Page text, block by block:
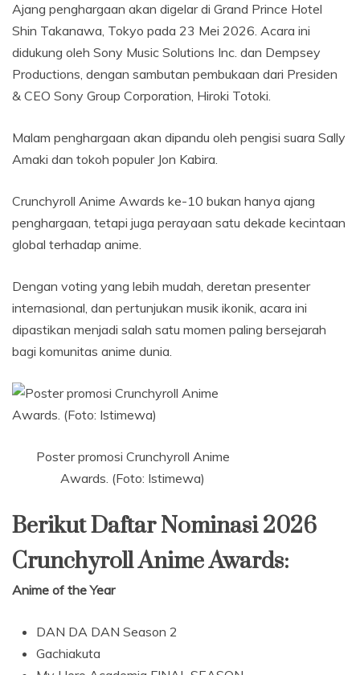
Ajang penghargaan akan digelar di Grand Prince Hotel
Shin Takanawa, Tokyo pada 23 Mei 2026. Acara ini
didukung oleh Sony Music Solutions Inc. dan Dempsey
Productions, dengan sambutan pembukaan dari Presiden
& CEO Sony Group Corporation, Hiroki Totoki.
Malam penghargaan akan dipandu oleh pengisi suara Sally
Amaki dan tokoh populer Jon Kabira.
Crunchyroll Anime Awards ke-10 bukan hanya ajang
penghargaan, tetapi juga perayaan satu dekade kecintaan
global terhadap anime.
Dengan voting yang lebih mudah, deretan presenter
internasional, dan pertunjukan musik ikonik, acara ini
dipastikan menjadi salah satu momen paling bersejarah
bagi komunitas anime dunia.
Poster promosi Crunchyroll Anime
Awards. (Foto: Istimewa)
Berikut Daftar Nominasi 2026
Crunchyroll Anime Awards:
Anime of the Year
DAN DA DAN Season 2
Gachiakuta